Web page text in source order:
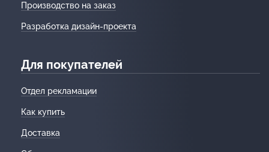
Производство на заказ
Разработка дизайн-проекта
Для покупателей
Отдел рекламации
Как купить
Доставка